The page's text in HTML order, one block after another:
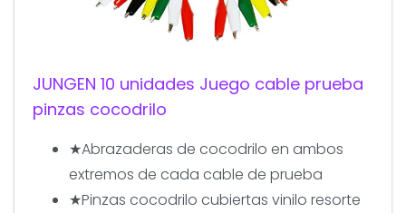
JUNGEN 10 unidades Juego cable prueba
pinzas cocodrilo
★Abrazaderas de cocodrilo en ambos
extremos de cada cable de prueba
★Pinzas cocodrilo cubiertas vinilo resorte